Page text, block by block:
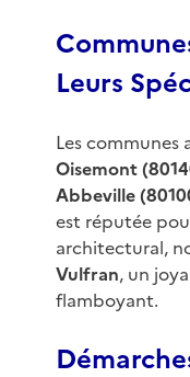
Leurs
Les communes
Oisemont
Abbeville
est réputée
architectural,
Vulfran, un
flamboyant.